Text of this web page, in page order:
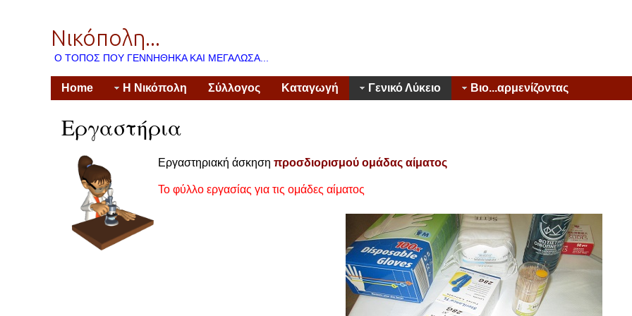
Νικόπολη...
Ο ΤΌΠΟΣ ΠΟΥ ΓΕΝΝΉΘΗΚΑ ΚΑΙ ΜΕΓΆΛΩΣΑ...
Home Η Νικόπολη Σύλλογος Καταγωγή Γενικό Λύκειο Βιο...αρμενίζοντας
Εργαστήρια
Εργαστηριακή άσκηση προσδιορισμού ομάδας αίματος
Το φύλλο εργασίας για τις ομάδες αίματος